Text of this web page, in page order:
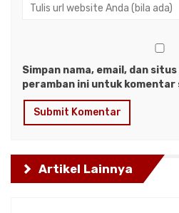
Simpan nama, email, dan
peramban ini untuk komentar
Artikel Lainnya